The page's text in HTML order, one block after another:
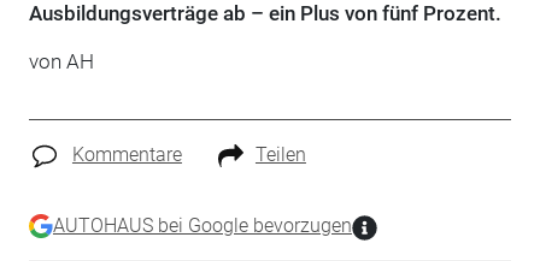
Ausbildungsverträge ab – ein Plus von fünf Prozent.
von AH
Kommentare Teilen
AUTOHAUS bei Google bevorzugen